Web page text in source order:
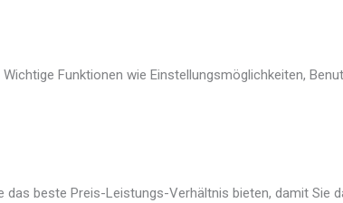
Funktionen wie Einstellungsmöglichkeiten,
beste Preis-Leistungs-Verhältnis bieten, damit Sie